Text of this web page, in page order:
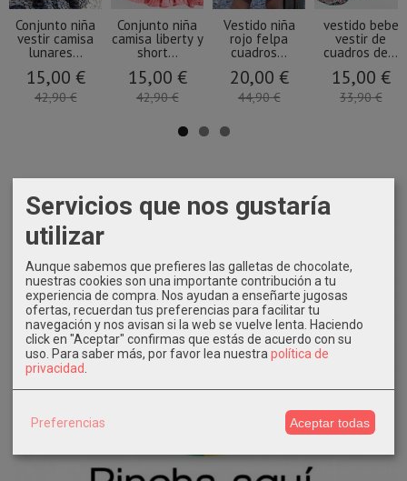
Conjunto niña
vestir camisa
lunares...
15,00 €
42,90 €
Conjunto niña
camisa liberty y
short...
15,00 €
42,90 €
Vestido niña
rojo felpa
cuadros...
20,00 €
44,90 €
vestido bebe
vestir de
cuadros de...
15,00 €
33,90 €
Servicios que nos gustaría
utilizar
Aunque sabemos que prefieres las galletas de chocolate,
nuestras cookies son una importante contribución a tu
experiencia de compra. Nos ayudan a enseñarte jugosas
ofertas, recuerdan tus preferencias para facilitar tu
navegación y nos avisan si la web se vuelve lenta. Haciendo
click en "Aceptar" confirmas que estás de acuerdo con su
uso. Para saber más, por favor lea nuestra política de
privacidad
Preferencias Aceptar todas